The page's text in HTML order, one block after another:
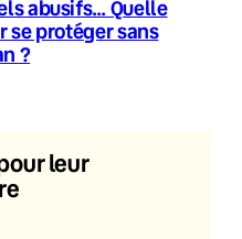
abusifs… Quelle
se protéger sans
?
leur